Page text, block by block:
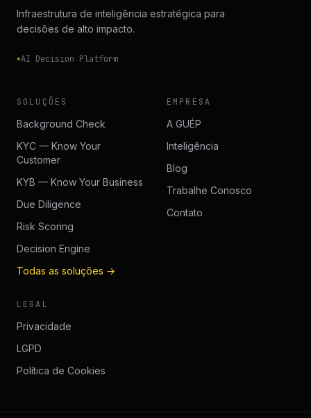
Infraestrutura de inteligência estratégica para
decisões de alto impacto.
AI Decision Platform
SOLUÇÕES
Background Check
KYC — Know Your
Customer
KYB — Know Your Business
Due Diligence
Risk Scoring
Decision Engine
Todas as soluções →
EMPRESA
A GUÉP
Inteligência
Blog
Trabalhe Conosco
Contato
LEGAL
Privacidade
LGPD
Política de Cookies